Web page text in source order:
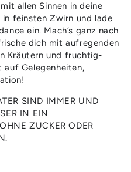
allen Sinnen in deine
feinsten Zwirn und lade
ein. Mach’s ganz nach
dich mit aufregenden
Kräutern und fruchtig-
auf Gelegenheiten,
SIND IMMER UND
IN EIN
ZUCKER ODER